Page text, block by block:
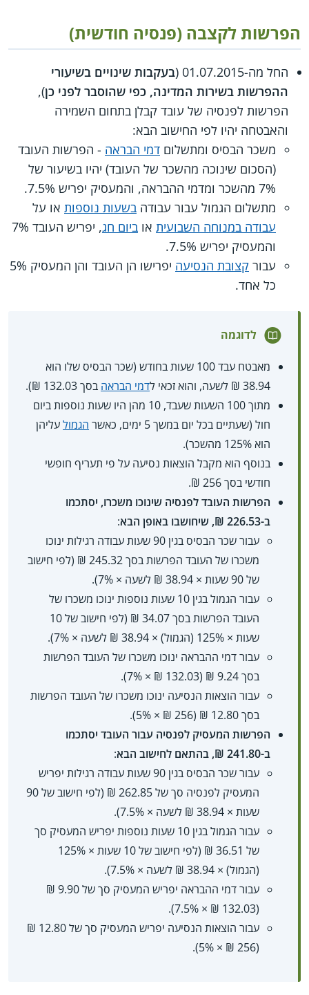
הפרשות לקצבה (פנסיה חודשית)
החל מה-01.07.2015 (
בעקבות שינויים בשיעורי
ההפרשות בשירות המדינה, כפי שהוסבר לפני כן),
הפרשות לפנסיה של עובד קבלן בתחום השמירה
והאבטחה יהיו לפי החישוב הבא:
משכר הבסיס ומתשלום דמי הבראה - הפרשות העובד
(הסכום שינוכה מהשכר של העובד) יהיו בשיעור של
7% מהשכר ומדמי ההבראה, והמעסיק יפריש 7.5%.
מתשלום הגמול עבור עבודה בשעות נוספות או על
עבודה במנוחה השבועית או ביום חג
, יפריש העובד 7%
והמעסיק יפריש 7.5%.
עבור קצובת הנסיעה
יפרישו הן העובד והן המעסיק 5%
כל אחד.
לדוגמה
מאבטח עבד 100 שעות בחודש (שכר הבסיס שלו הוא
38.94 ₪ לשעה, והוא זכאי ל
דמי הבראה בסך 132.03 ₪).
מתוך 100 השעות שעבד, 10 מהן היו שעות נוספות ביום
חול (שעתיים בכל יום במשך 5 ימים, כאשר
הגמולעליהן
הוא 125% מהשכר).
בנוסף הוא מקבל הוצאות נסיעה על פי תעריף חופשי
חודשי בסך 256 ₪.
הפרשות העובד לפנסיה שינוכו משכרו, יסתכמו
ב-226.53 ₪, שיחושבו באופן הבא
:
עבור שכר הבסיס בגין 90 שעות עבודה רגילות ינוכו
משכרו של העובד הפרשות בסך 245.32 ₪ (לפי חישוב
של 90 שעות × 38.94 ₪ לשעה × 7%).
עבור הגמול בגין 10 שעות נוספות ינוכו משכרו של
העובד הפרשות בסך 34.07 ₪ (לפי חישוב של 10
שעות ×‏ 125% (הגמול) ×‏ 38.94 ₪ לשעה ×‏ 7%).
עבור דמי ההבראה ינוכו משכרו של העובד הפרשות
בסך 9.24 ₪ (132.03 ₪ ×‏ 7%).
עבור הוצאות הנסיעה ינוכו משכרו של העובד הפרשות
בסך 12.80 ₪ (256 ₪ ×‏ 5%).
הפרשות המעסיק לפנסיה עבור העובד יסתכמו
ב-241.80 ₪, בהתאם לחישוב הבא
:
עבור שכר הבסיס בגין 90 שעות עבודה רגילות יפריש
המעסיק לפנסיה סך של 262.85 ₪ (לפי חישוב של 90
שעות ×‏ 38.94 ₪ לשעה ×‏ 7.5%).
עבור הגמול בגין 10 שעות נוספות יפריש המעסיק סך
של 36.51 ₪ (לפי חישוב של 10 שעות ×‏ 125%
(הגמול) ×‏ 38.94 ₪ לשעה ×‏ 7.5%).
עבור דמי ההבראה יפריש המעסיק סך של 9.90 ₪
(132.03 ₪ ×‏ 7.5%).
עבור הוצאות הנסיעה יפריש המעסיק סך של 12.80 ₪
(256 ₪ ×‏ 5%).